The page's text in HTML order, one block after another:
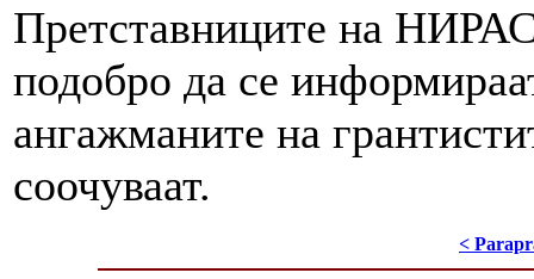
Претставниците на
подобро да се
ангажманите на
соочуваат.
<